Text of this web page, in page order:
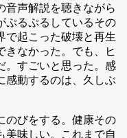
音声解説を聴きながら
ぷるぷるしているその
で起こった破壊と再生
きなかった。でも、ヒ
。すごいと思った。感
感動するのは、久しぶ
のびをする。健康その
美味しい。これまで自